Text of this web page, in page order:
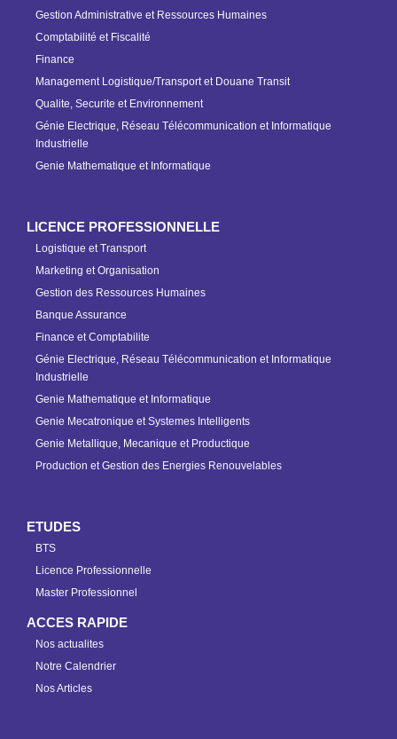
Gestion Administrative et Ressources Humaines
Comptabilité et Fiscalité
Finance
Management Logistique/Transport et Douane Transit
Qualite, Securite et Environnement
Génie Electrique, Réseau Télécommunication et Informatique
Industrielle
Genie Mathematique et Informatique
LICENCE PROFESSIONNELLE
Logistique et Transport
Marketing et Organisation
Gestion des Ressources Humaines
Banque Assurance
Finance et Comptabilite
Génie Electrique, Réseau Télécommunication et Informatique
Industrielle
Genie Mathematique et Informatique
Genie Mecatronique et Systemes Intelligents
Genie Metallique, Mecanique et Productique
Production et Gestion des Energies Renouvelables
ETUDES
BTS
Licence Professionnelle
Master Professionnel
ACCES RAPIDE
Nos actualites
Notre Calendrier
Nos Articles